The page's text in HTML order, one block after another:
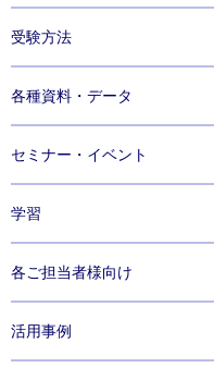
TOEIC®Listening &
TOEIC
TOEIC®Speaking Test
TOEIC Bridge®
TOEIC Bridge®Speaking
受験方法
実施手順・受験の流れ
TOEIC ® Program IPテスト
各種資料・データ
セミナー・イベント
学習
公式教材・問題集
公式eラーニング
各ご担当者様向け
企業向け
専門学校・大学向け
高等学校・高等専門学校向
活用事例